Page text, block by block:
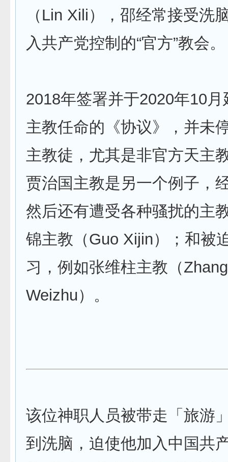
（Lin Xili），邵经常接受洗
入共产党控制的“官方”教会。
2018年签署并于2020年10
主教任命的《协议》，并未
主教徒，尤其是非官方天主
贾治国主教是另一个例子，
然后还有遭受各种骚扰的主
锦主教（Guo Xijin）；和被
习，例如张维柱主教（Zhang
Weizhu）。
该位神职人员被带走「旅游
到洗脑，迫使他加入中国共